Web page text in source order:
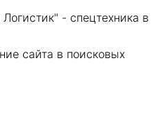
- спецтехника в
сайта в поисковых